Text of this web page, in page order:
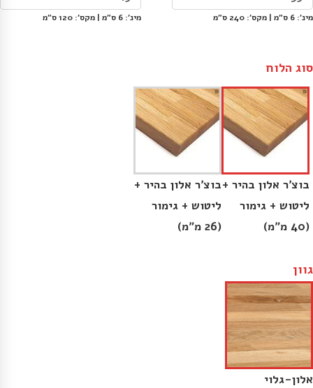
מינ׳: 6 ס״מ | מקס׳: 240 ס״מ מינ׳: 6 ס״מ | מקס׳: 120 ס״מ
סוג הלוח
בוצ׳ר אלון בהיר +
ליטוש + גימור
(40 מ״מ)
בוצ׳ר אלון בהיר +
ליטוש + גימור
(26 מ״מ)
גוון
אלון-גלוי